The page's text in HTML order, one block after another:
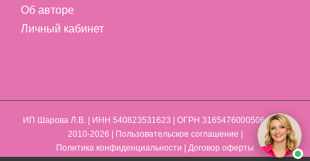
Об авторе
Личный кабинет
ИП Шарова Л.В. | ИНН 540823531623 | ОГРН 316547600050641 | ©
2010-2026 |
Пользовательское соглашение
Политика конфиденциальности
Договор оферты